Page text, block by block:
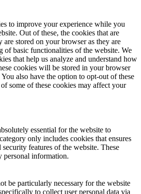
to improve your experience while you
Out of these, the cookies that are
are stored on your browser as they are
of basic functionalities of the website. We
that help us analyze and understand how
cookies will be stored in your browser
also have the option to opt-out of these
some of these cookies may affect your
essential for the website to
only includes cookies that ensures
features of the website. These
personal information.
be particularly necessary for the website
to collect user personal data via